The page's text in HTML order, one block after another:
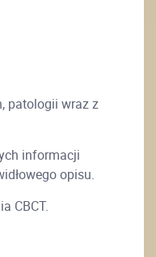
patologii wraz z
informacji
opisu.
CBCT.